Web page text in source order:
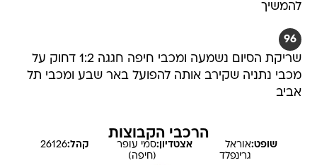
להמשיך
96
שריקת הסיום נשמעה ומכבי חיפה חגגה 1:2 דחוק על
מכבי נתניה שקירב אותה להפועל באר שבע ומכבי תל
אביב
הרכבי הקבוצות
שופט:אוראל
גרינפלד
אצטדיון:סמי עופר
(חיפה)
קהל:26126